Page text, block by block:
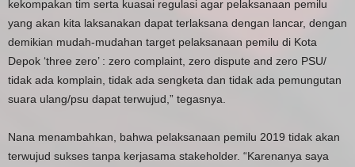
kekompakan tim serta kuasai regulasi agar pelaksanaan pemilu
yang akan kita laksanakan dapat terlaksana dengan lancar, dengan
demikian mudah-mudahan target pelaksanaan pemilu di Kota
Depok ‘three zero’ : zero complaint, zero dispute and zero PSU/
tidak ada komplain, tidak ada sengketa dan tidak ada pemungutan
suara ulang/psu dapat terwujud,” tegasnya.
Nana menambahkan, bahwa pelaksanaan pemilu 2019 tidak akan
terwujud sukses tanpa kerjasama stakeholder. “Karenanya saya